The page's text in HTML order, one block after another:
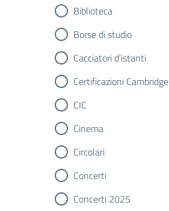
Biblioteca
Borse di studio
Cacciatori d'istanti
Certificazioni Cambridge
CIC
Cinema
Circolari
Concerti
Concerti 2025